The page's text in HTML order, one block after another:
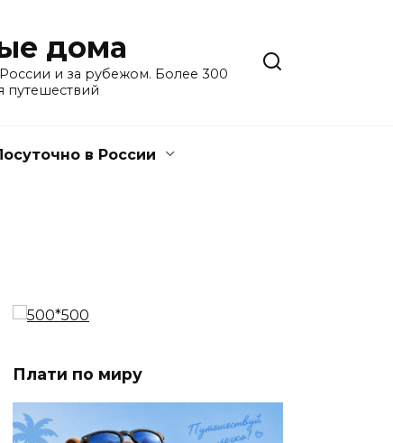
дома
и за рубежом. Более 300
путешествий
в России
Плати по миру